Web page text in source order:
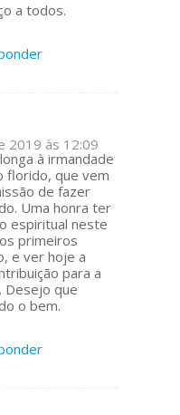
a todos.
2019 às 12:09
à irmandade
florido, que vem
de fazer
Uma honra ter
espiritual neste
primeiros
e ver hoje a
para a
Desejo que
o bem.